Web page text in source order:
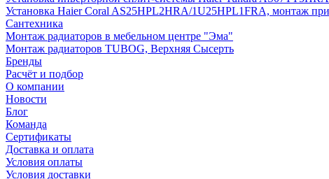
Установка Haier Coral AS25HPL2HRA/1U25HPL1FRA, монтаж
Сантехника
Монтаж радиаторов в мебельном центре "Эма"
Монтаж радиаторов TUBOG, Верхняя Сысерть
Бренды
Расчёт и подбор
О компании
Новости
Блог
Команда
Сертификаты
Доставка и оплата
Условия оплаты
Условия доставки